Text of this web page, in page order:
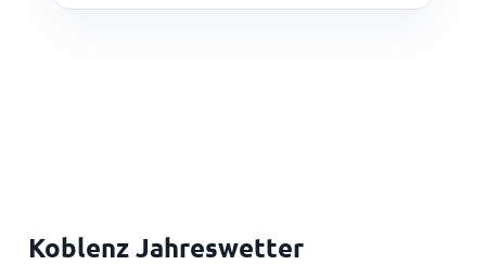
Koblenz Jahreswetter